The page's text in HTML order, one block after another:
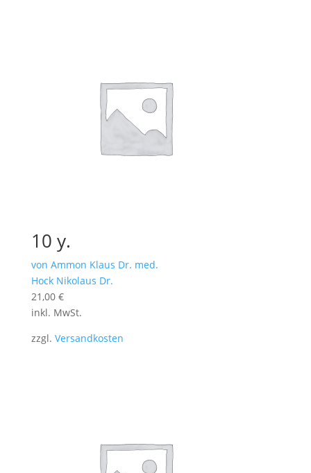
10 y.
von Ammon Klaus Dr. med.
Hock Nikolaus Dr.
21,00 €
inkl. MwSt.
zzgl. Versandkosten